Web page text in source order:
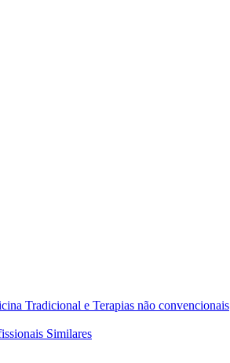
Tradicional e Terapias não convencionais
Similares